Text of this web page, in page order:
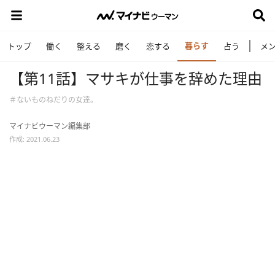
トップ 働く 整える 磨く 恋する 暮らす 占う メ
【第11話】マサキが仕事を辞めた理由
＃ないものねだりの女達。
マイナビウーマン編集部
作成: 2021.06.23